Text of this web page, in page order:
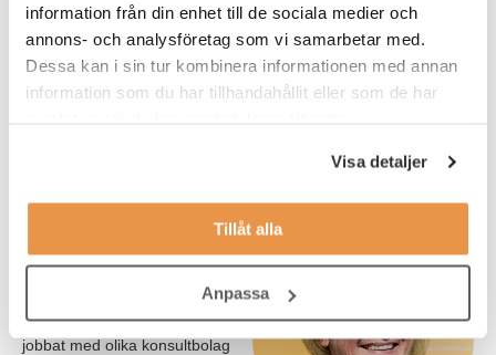
information från din enhet till de sociala medier och
annons- och analysföretag som vi samarbetar med.
Dessa kan i sin tur kombinera informationen med annan
information som du har tillhandahållit eller som de har
Visa detaljer
Tillåt alla
Anpassa
hjälpte även till att lyfta kompetensnivån på ett par personer
som blivit mer ledande, avslöjar Shane nöjt och fortsätter:
– Sedan är det en bonus att vi fick kontakt med just Birgitta. Hon
har enkelt för att skapa relationer. Vilket jag tänker är viktiga
Samarbetet med TNG är han
också nöjd med.
dialog. Genom åren har jag
jobbat med olika konsultbolag